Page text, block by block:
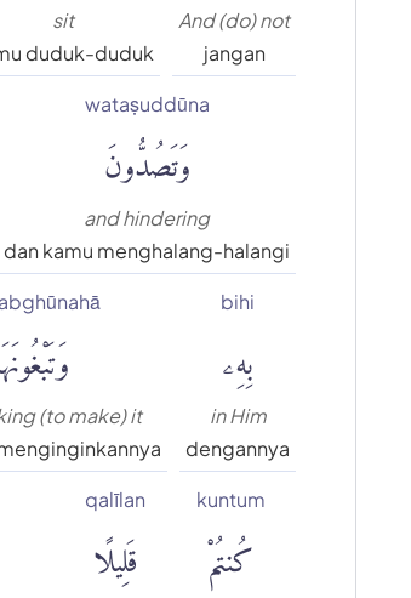
And (do) not
jangan
sit
duduk-duduk
wataṣuddūna
وَتَصُدُّونَ
and hindering
dan kamu menghalang-halangi
bihi
بِهِۦ
in Him
dengannya
(to make) it
kuntum
كُنتُمْ
qalīlan
قَلِيلًا